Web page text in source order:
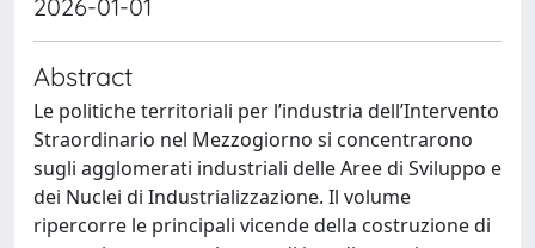
2026-01-01
Abstract
Le politiche territoriali per l’industria dell’Intervento
Straordinario nel Mezzogiorno si concentrarono
sugli agglomerati industriali delle Aree di Sviluppo e
dei Nuclei di Industrializzazione. Il volume
ripercorre le principali vicende della costruzione di